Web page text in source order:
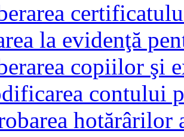
la evidenţă
copiilor şi
contului
hotărârilor